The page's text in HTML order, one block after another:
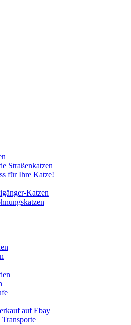
Straßenkatzen
für Ihre Katze!
Katzen
auf Ebay